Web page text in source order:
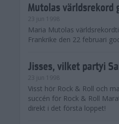
Mutolas världsrekord
23 jun 1998
Maria Mutolas
Frankrike den 22 februari
Jisses, vilket partyi
23 jun 1998
Visst hör Rock & Roll och
succén för Rock & Roll
direkt i det första loppet!